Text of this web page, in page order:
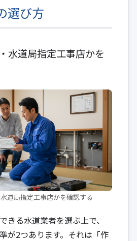
選び方
水道局指定工事店かを
道局指定工事店かを確認する
きる水道業者を選ぶ上で、
が2つあります。それは「作